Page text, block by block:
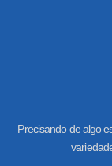
Precisando de algo